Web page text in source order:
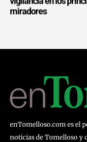
miradores
enTomelloso.com es el
noticias de Tomelloso y